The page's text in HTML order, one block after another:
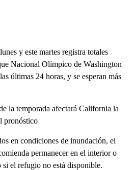
y este martes registra totales
Nacional Olímpico de Washington
últimas 24 horas, y se esperan más
la temporada afectará California la
pronóstico
en condiciones de inundación, el
permanecer en el interior o
si el refugio no está disponible.